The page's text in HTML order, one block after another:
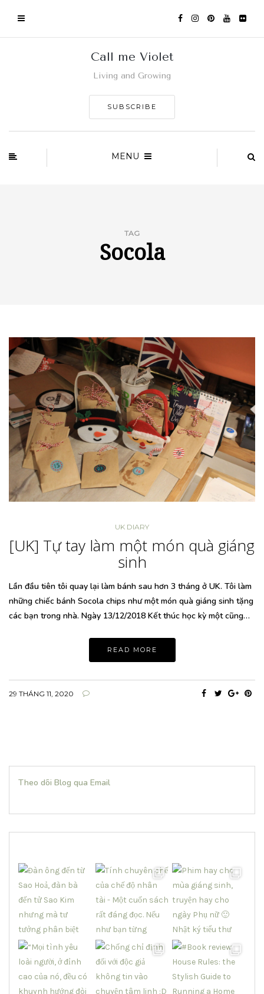
Call me Violet
Living and Growing
SUBSCRIBE
MENU
TAG
Socola
UK DIARY
[UK] Tự tay làm một món quà giáng
sinh
Lần đầu tiên tôi quay lại làm bánh sau hơn 3 tháng ở UK. Tôi làm
những chiếc bánh Socola chips như một món quà giáng sinh tặng
các bạn trong nhà. Ngày 13/12/2018 Kết thúc học kỳ một cũng…
READ MORE
29 THÁNG 11, 2020
Theo dõi Blog qua Email